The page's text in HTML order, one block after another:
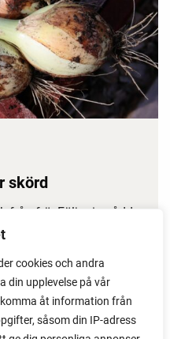
cookies och andra
din upplevelse på vår
åt information från
såsom din IP-adress
skörd
från frö. Följ min sådd
hur du sår, skolar